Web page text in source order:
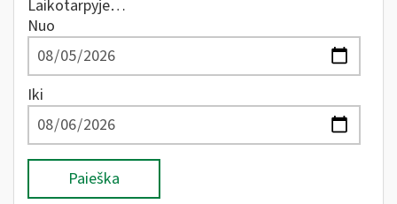
Laikotarpyje…
Nuo
Iki
Paieška